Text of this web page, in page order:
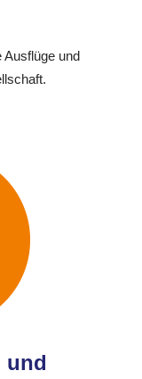
Ausflüge und
und